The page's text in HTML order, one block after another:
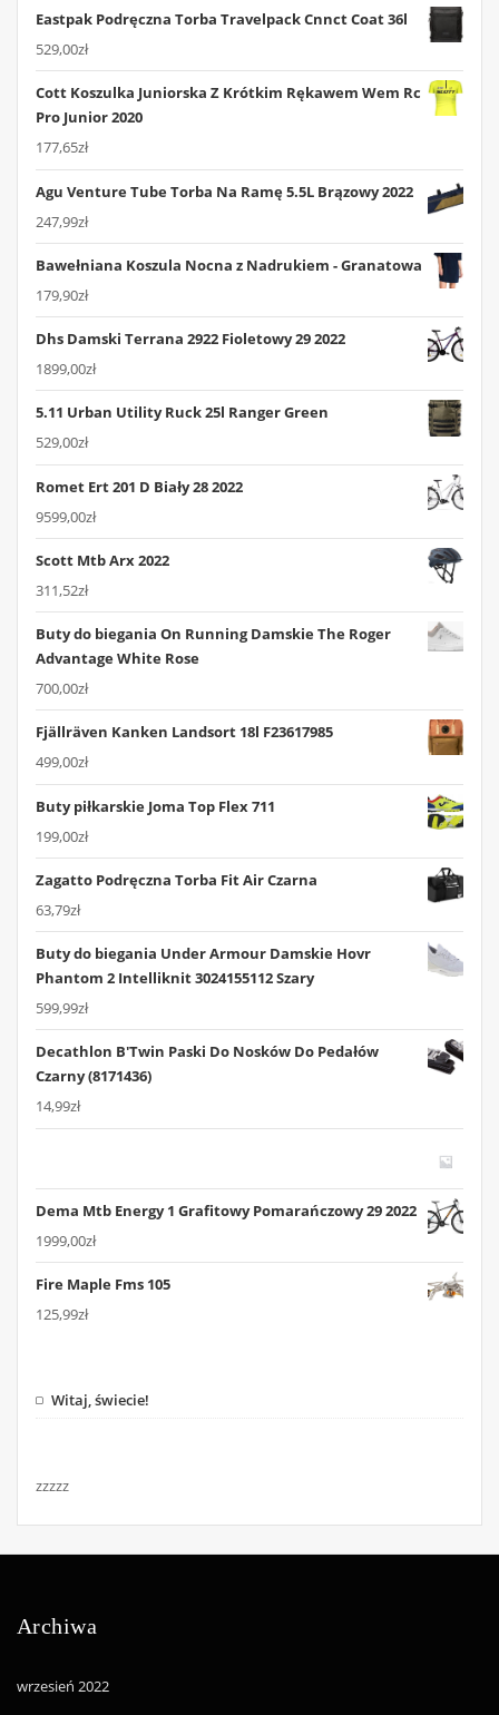
Eastpak Podręczna Torba Travelpack Cnnct Coat 36l
529,00zł
Cott Koszulka Juniorska Z Krótkim Rękawem Wem Rc
Pro Junior 2020
177,65zł
Agu Venture Tube Torba Na Ramę 5.5L Brązowy 2022
247,99zł
Bawełniana Koszula Nocna z Nadrukiem - Granatowa
179,90zł
Dhs Damski Terrana 2922 Fioletowy 29 2022
1899,00zł
5.11 Urban Utility Ruck 25l Ranger Green
529,00zł
Romet Ert 201 D Biały 28 2022
9599,00zł
Scott Mtb Arx 2022
311,52zł
Buty do biegania On Running Damskie The Roger
Advantage White Rose
700,00zł
Fjällräven Kanken Landsort 18l F23617985
499,00zł
Buty piłkarskie Joma Top Flex 711
199,00zł
Zagatto Podręczna Torba Fit Air Czarna
63,79zł
Buty do biegania Under Armour Damskie Hovr
Phantom 2 Intelliknit 3024155112 Szary
599,99zł
Decathlon B'Twin Paski Do Nosków Do Pedałów
Czarny (8171436)
14,99zł
Dema Mtb Energy 1 Grafitowy Pomarańczowy 29 2022
1999,00zł
Fire Maple Fms 105
125,99zł
Witaj, świecie!
zzzzz
Archiwa
wrzesień 2022